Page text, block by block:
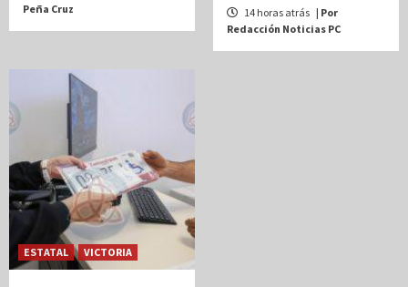
Peña Cruz
14 horas atrás | Por
Redacción Noticias PC
ESTATAL VICTORIA